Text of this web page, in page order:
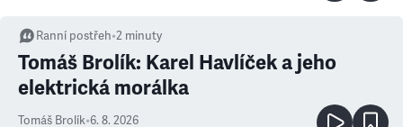
Ranní postřeh•2 minuty
Tomáš Brolík: Karel Havlíček a jeho
elektrická morálka
Tomáš Brolík•6. 8. 2026